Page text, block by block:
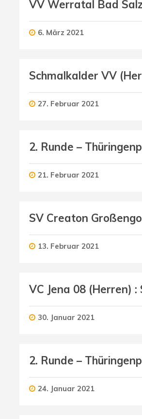
6. März 2021
27. Februar 2021
21. Februar 2021
13. Februar 2021
30. Januar 2021
24. Januar 2021